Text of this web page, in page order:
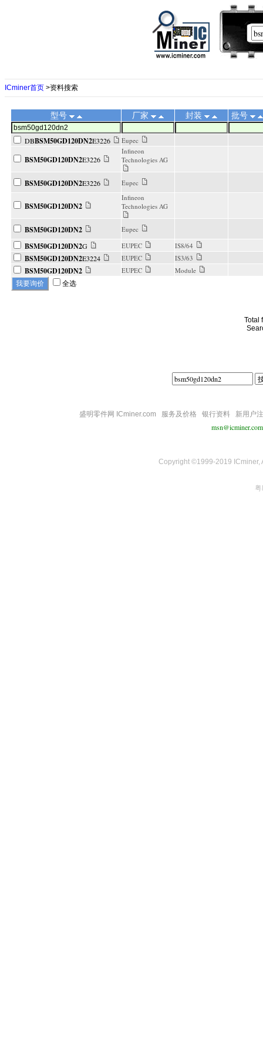
ICminer首页 >资料搜索
型号 厂家 封装 批号
DBBSM50GD120DN2E3226 Eupec
BSM50GD120DN2E3226
Infineon
Technologies AG
BSM50GD120DN2E3226 Eupec
BSM50GD120DN2
Infineon
Technologies AG
BSM50GD120DN2 Eupec
BSM50GD120DN2G EUPEC IS8/64
BSM50GD120DN2E3224 EUPEC IS3/63
BSM50GD120DN2 EUPEC Module
全选
Total
盛明零件网 ICminer.com 服务及价格 银行资料 新用户
msn@icminer.com
Copyright ©1999-2019 ICminer,